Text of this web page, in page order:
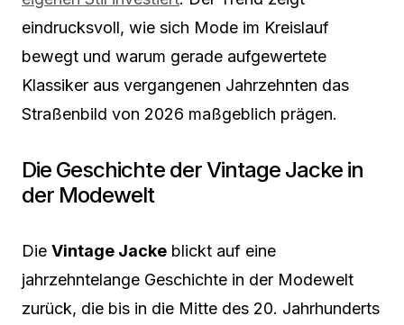
eindrucksvoll, wie sich Mode im Kreislauf
bewegt und warum gerade aufgewertete
Klassiker aus vergangenen Jahrzehnten das
Straßenbild von 2026 maßgeblich prägen.
Die Geschichte der Vintage Jacke in
der Modewelt
Die Vintage Jacke blickt auf eine
jahrzehntelange Geschichte in der Modewelt
zurück, die bis in die Mitte des 20. Jahrhunderts